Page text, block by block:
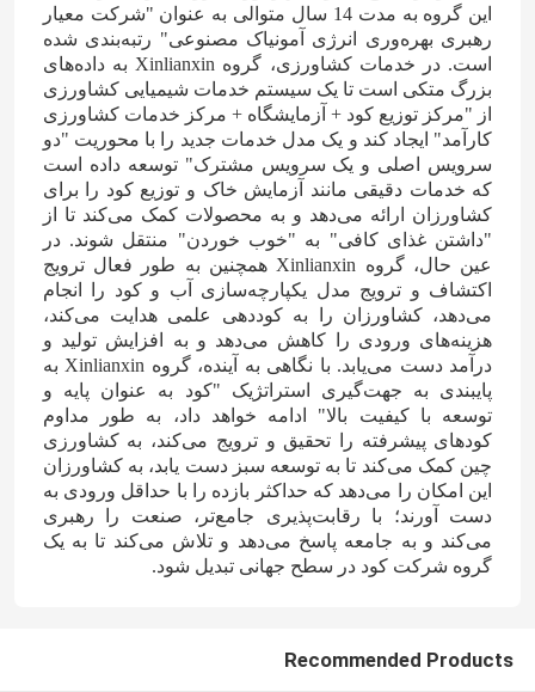
اوره درجه خودرو
پلاستیک POM
الکل فورفوریل
DMF
اسید هومیک
این گروه به مدت 14 سال متوالی به عنوان "شرکت معیار
رهبری بهره‌وری انرژی آمونیاک مصنوعی" رتبه‌بندی شده
است. در خدمات کشاورزی، گروه Xinlianxin به داده‌های
بزرگ متکی است تا یک سیستم خدمات شیمیایی کشاورزی
از "مرکز توزیع کود + آزمایشگاه + مرکز خدمات کشاورزی
کارآمد" ایجاد کند و یک مدل خدمات جدید را با محوریت "دو
سرویس اصلی و یک سرویس مشترک" توسعه داده است
که خدمات دقیقی مانند آزمایش خاک و توزیع کود را برای
کشاورزان ارائه می‌دهد و به محصولات کمک می‌کند تا از
"داشتن غذای کافی" به "خوب خوردن" منتقل شوند. در
عین حال، گروه Xinlianxin همچنین به طور فعال ترویج
اکتشاف و ترویج مدل یکپارچه‌سازی آب و کود را انجام
می‌دهد، کشاورزان را به کوددهی علمی هدایت می‌کند،
هزینه‌های ورودی را کاهش می‌دهد و به افزایش تولید و
درآمد دست می‌یابد. با نگاهی به آینده، گروه Xinlianxin به
پایبندی به جهت‌گیری استراتژیک "کود به عنوان پایه و
توسعه با کیفیت بالا" ادامه خواهد داد، به طور مداوم
کودهای پیشرفته را تحقیق و ترویج می‌کند، به کشاورزی
چین کمک می‌کند تا به توسعه سبز دست یابد، به کشاورزان
این امکان را می‌دهد که حداکثر بازده را با حداقل ورودی به
دست آورند؛ با رقابت‌پذیری جامع‌تر، صنعت را رهبری
می‌کند و به جامعه پاسخ می‌دهد و تلاش می‌کند تا به یک
گروه شرکت کود در سطح جهانی تبدیل شود.
Recommended Products